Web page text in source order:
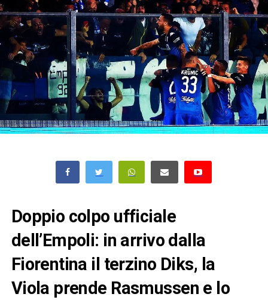
Doppio colpo ufficiale
dell’Empoli: in arrivo dalla
Fiorentina il terzino Diks, la
Viola prende Rasmussen e lo